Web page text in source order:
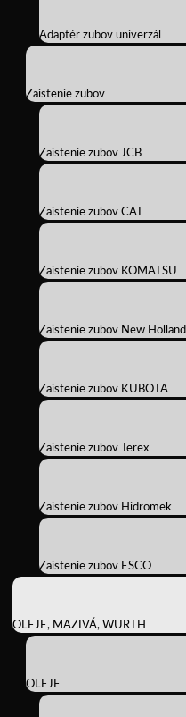
Adaptér zubov univerzál
Zaistenie zubov
Zaistenie zubov JCB
Zaistenie zubov CAT
Zaistenie zubov KOMATSU
Zaistenie zubov New Holland
Zaistenie zubov KUBOTA
Zaistenie zubov Terex
Zaistenie zubov Hidromek
Zaistenie zubov ESCO
OLEJE, MAZIVÁ, WURTH
OLEJE